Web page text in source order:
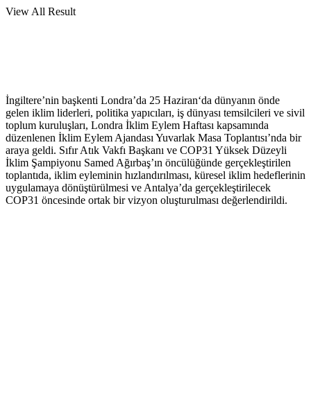
View All Result
İngiltere’nin başkenti Londra’da 25 Haziran‘da dünyanın önde
gelen iklim liderleri, politika yapıcıları, iş dünyası temsilcileri ve sivil
toplum kuruluşları, Londra İklim Eylem Haftası kapsamında
düzenlenen İklim Eylem Ajandası Yuvarlak Masa Toplantısı’nda bir
araya geldi. Sıfır Atık Vakfı Başkanı ve COP31 Yüksek Düzeyli
İklim Şampiyonu Samed Ağırbaş’ın öncülüğünde gerçekleştirilen
toplantıda, iklim eyleminin hızlandırılması, küresel iklim hedeflerinin
uygulamaya dönüştürülmesi ve Antalya’da gerçekleştirilecek
COP31 öncesinde ortak bir vizyon oluşturulması değerlendirildi.